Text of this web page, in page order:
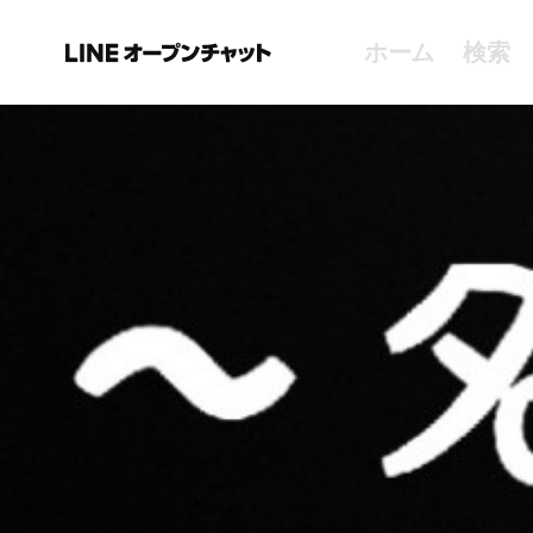
ホーム 検索